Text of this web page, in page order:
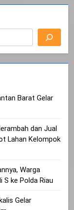
Barat Gelar
dan Jual
Lahan Kelompok
Warga
S ke Polda Riau
Gelar